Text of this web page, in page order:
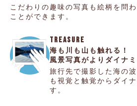
こだわりの趣味の写真も 絵柄を問
ことができます。
TREASURE
海も川も山も触れる！
風景写真がよりダイナミ
旅行先で撮影した海の
も 視覚と触覚からダイ
す。